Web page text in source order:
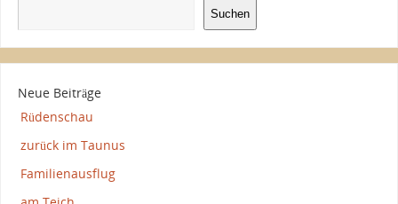
Suchen
Neue Beiträge
Rüdenschau
zurück im Taunus
Familienausflug